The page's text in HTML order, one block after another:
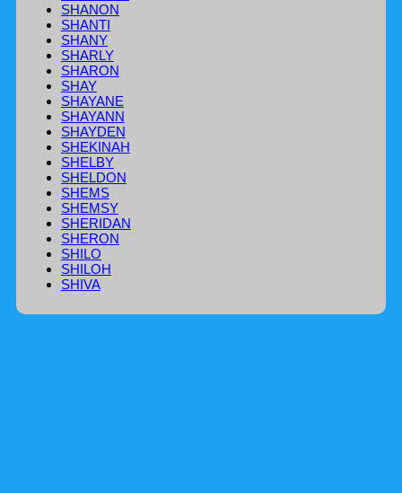
SHANON
SHANTI
SHANY
SHARLY
SHARON
SHAY
SHAYANE
SHAYANN
SHAYDEN
SHEKINAH
SHELBY
SHELDON
SHEMS
SHEMSY
SHERIDAN
SHERON
SHILO
SHILOH
SHIVA